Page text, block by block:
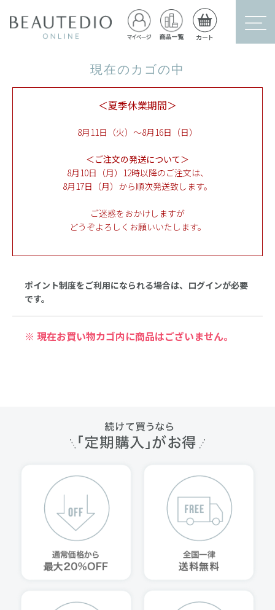
現在のカゴの中
＜夏季休業期間＞
8月11日（火）～8月16日（日）
＜ご注文の発送について＞
8月10日（月）12時以降のご注文は、
8月17日（月）から順次発送致します。
ご迷惑をおかけしますが
どうぞよろしくお願いいたします。
ポイント制度をご利用になられる場合は、ログインが必要
です。
※ 現在お買い物カゴ内に商品はございません。